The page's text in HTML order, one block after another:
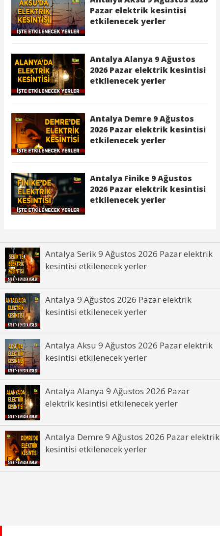
Antalya Serik 9 Ağustos 2026 Pazar elektrik
kesintisi etkilenecek yerler
Antalya 9 Ağustos 2026 Pazar elektrik
kesintisi etkilenecek yerler
Antalya Aksu 9 Ağustos 2026 Pazar elektrik
kesintisi etkilenecek yerler
Antalya Alanya 9 Ağustos 2026 Pazar
elektrik kesintisi etkilenecek yerler
Antalya Demre 9 Ağustos 2026 Pazar elektrik
kesintisi etkilenecek yerler